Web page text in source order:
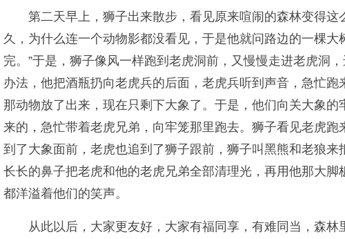
第二天早上，狮子出来散步，看见原来喧闹的森林变得
久，为什么连一个动物影都没看见，于是他就问路边的一棵
完。”于是，狮子像风一样跑到老虎洞前，又慢慢走进老虎洞
办法，他把酒瓶扔向老虎兵的后面，老虎兵听到声音，急忙
那动物放了出来，现在只剩下大象了。于是，他们向关大象
来的，急忙带着老虎兄弟，向牢笼那里跑去。狮子看见老虎
到了大象面前，老虎也追到了狮子跟前，狮子叫黑熊和老狼
长长的鼻子把老虎和他的老虎兄弟全部清理光，再用他那大
都洋溢着他们的笑声。
从此以后，大家更友好，大家有福同享，有难同当，森